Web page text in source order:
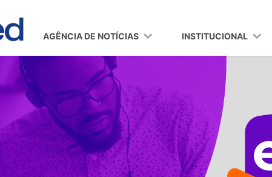
AGÊNCIA DE NOTÍCIAS INSTITUCIONAL